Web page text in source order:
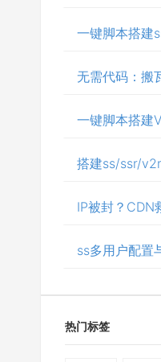
一键脚本搭建
无需代码：搬
一键脚本搭建
搭建ss/ssr/
IP被封？CDN
ss多用户配置
热门标签